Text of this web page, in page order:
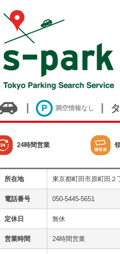
満空情報なし
24時間営業
所在地 東京都町田市原町田２
電話番号 050-5445-5651
定休日 無休
営業時間 24時間営業